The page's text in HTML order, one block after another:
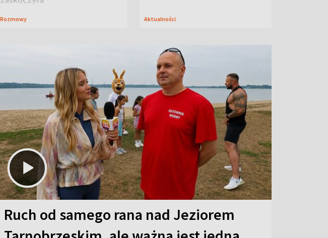
Rozmowy Aktualności
Ruch od samego rana nad Jeziorem